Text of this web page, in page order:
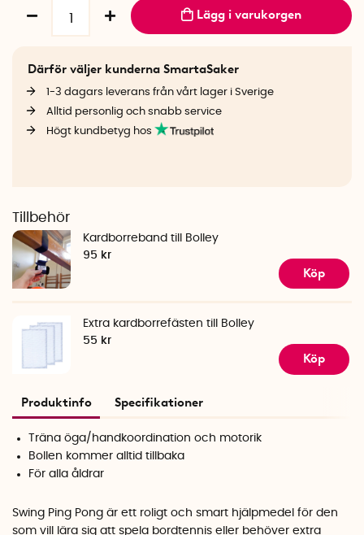
Lägg i varukorgen
Därför väljer kunderna SmartaSaker
1-3 dagars leverans från vårt lager i Sverige
Alltid personlig och snabb service
Högt kundbetyg hos
Tillbehör
Kardborreband till Bolley
95 kr
Köp
Extra kardborrefästen till Bolley
55 kr
Köp
Produktinfo Specifikationer
Träna öga/handkoordination och motorik
Bollen kommer alltid tillbaka
För alla åldrar
Swing Ping Pong är ett roligt och smart hjälpmedel för den
som vill lära sig att spela bordtennis eller behöver extra